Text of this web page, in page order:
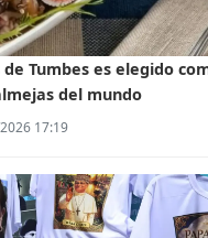
Tumbes es elegido
del mundo
17:19